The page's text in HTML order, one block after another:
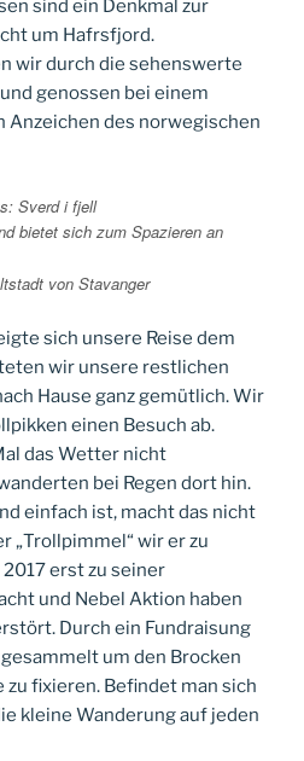
sind ein Denkmal zur
um Hafrsfjord.
wir durch die sehenswerte
genossen bei einem
des norwegischen
Sverd i fjell
bietet sich zum Spazieren an
von Stavanger
sich unsere Reise dem
wir unsere restlichen
Hause ganz gemütlich. Wir
einen Besuch ab.
das Wetter nicht
bei Regen dort hin.
einfach ist, macht das nicht
„Trollpimmel“ wir er zu
erst zu seiner
und Nebel Aktion haben
Durch ein Fundraisung
um den Brocken
fixieren. Befindet man sich
kleine Wanderung auf jeden